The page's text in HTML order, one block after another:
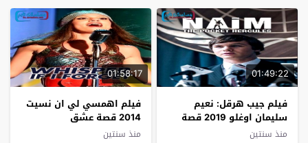
01:49:22
فيلم جيب هرقل: نعيم
سليمان اوغلو 2019 قصة
عشق
منذ سنتين
01:58:17
فيلم اهمسي لي ان نسيت
2014 قصة عشق
منذ سنتين